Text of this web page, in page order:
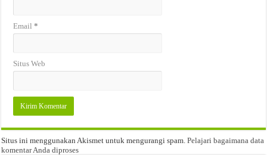
Email*
Situs Web
Situs ini menggunakan Akismet untuk mengurangi spam.Pelajari bagaimana data
komentar Anda diproses